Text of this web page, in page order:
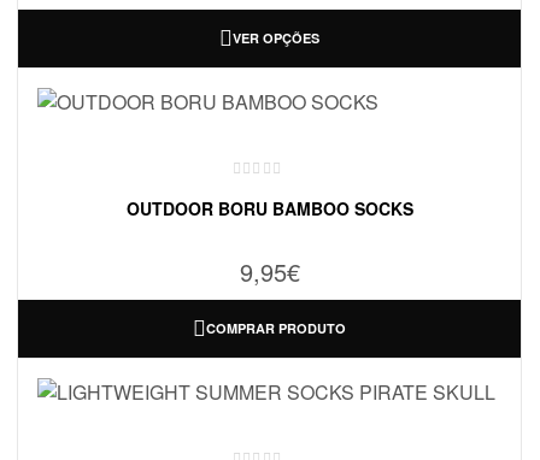
VER OPÇÕES
OUTDOOR BORU BAMBOO SOCKS
9,95€
COMPRAR PRODUTO